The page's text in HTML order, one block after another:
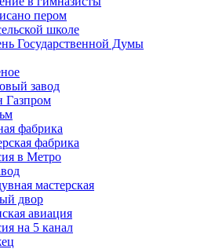
пером
школе
Государственной Думы
завод
Газпром
фабрика
фабрика
в Метро
мастерская
двор
авиация
на 5 канал